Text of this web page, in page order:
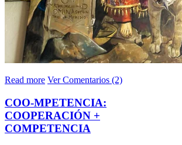
Read more Ver Comentarios (2)
COO-MPETENCIA:
COOPERACIÓN +
COMPETENCIA